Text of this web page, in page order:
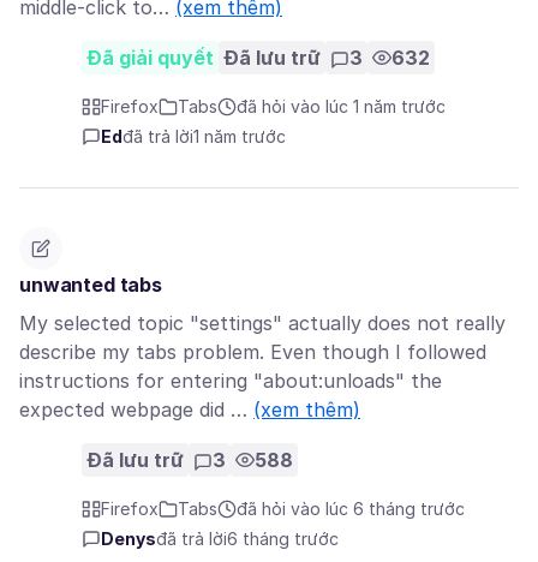
middle-click to… (xem thêm)
Đã giải quyết Đã lưu trữ 3 632
Firefox Tabs
đã hỏi vào lúc 1 năm trước
Edđã trả lời1 năm trước
unwanted tabs
My selected topic "settings" actually does not really
describe my tabs problem. Even though I followed
instructions for entering "about:unloads" the
expected webpage did … (xem thêm)
Đã lưu trữ 3 588
Firefox Tabs
đã hỏi vào lúc 6 tháng trước
Denysđã trả lời6 tháng trước